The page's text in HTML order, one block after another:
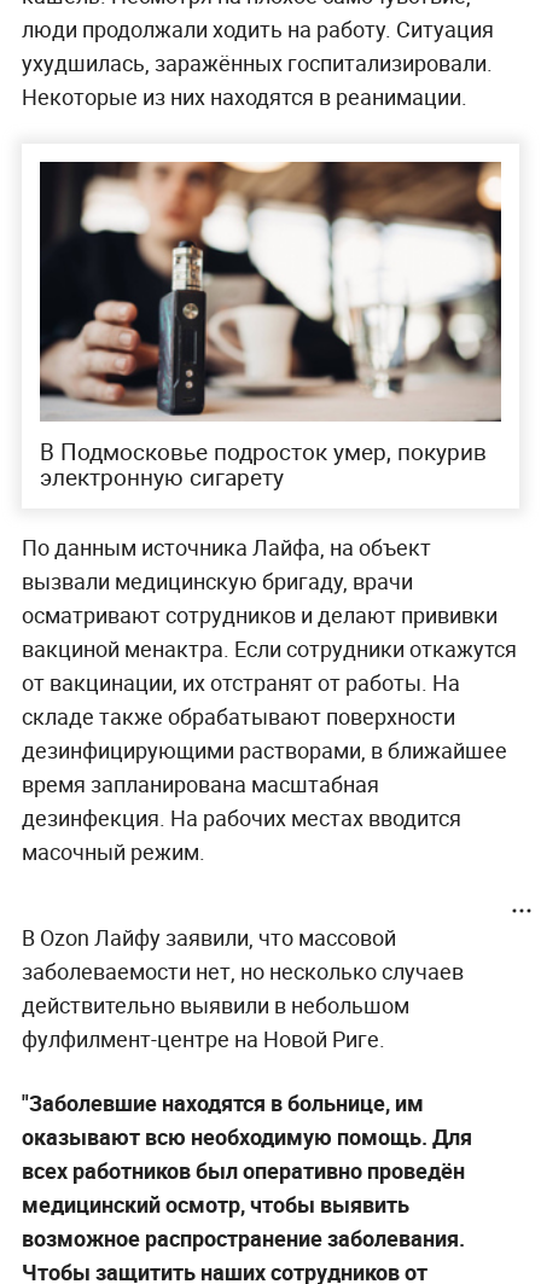
люди продолжали ходить на работу. Ситуация
ухудшилась, заражённых госпитализировали.
Некоторые из них находятся в реанимации.
В Подмосковье подросток умер, покурив
электронную сигарету
По данным источника Лайфа, на объект
вызвали медицинскую бригаду, врачи
осматривают сотрудников и делают прививки
вакциной менактра. Если сотрудники откажутся
от вакцинации, их отстранят от работы. На
складе также обрабатывают поверхности
дезинфицирующими растворами, в ближайшее
время запланирована масштабная
дезинфекция. На рабочих местах вводится
масочный режим.
В Ozon Лайфу заявили, что массовой
заболеваемости нет, но несколько случаев
действительно выявили в небольшом
фулфилмент-центре на Новой Риге.
"Заболевшие находятся в больнице, им
оказывают всю необходимую помощь. Для
всех работников был оперативно проведён
медицинский осмотр, чтобы выявить
возможное распространение заболевания.
Чтобы защитить наших сотрудников от